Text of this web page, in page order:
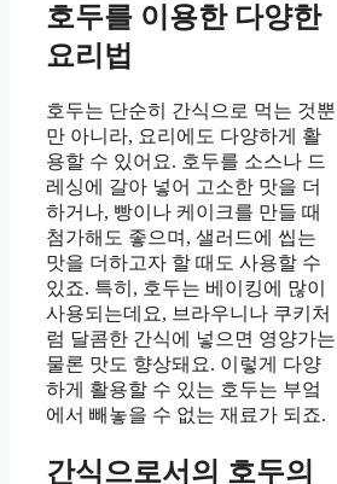
호두를 이용한 다양한
요리법
호두는 단순히 간식으로 먹는 것뿐
만 아니라, 요리에도 다양하게 활
용할 수 있어요. 호두를 소스나 드
레싱에 갈아 넣어 고소한 맛을 더
하거나, 빵이나 케이크를 만들 때
첨가해도 좋으며, 샐러드에 씹는
맛을 더하고자 할 때도 사용할 수
있죠. 특히, 호두는 베이킹에 많이
사용되는데요, 브라우니나 쿠키처
럼 달콤한 간식에 넣으면 영양가는
물론 맛도 향상돼요. 이렇게 다양
하게 활용할 수 있는 호두는 부엌
에서 빼놓을 수 없는 재료가 되죠.
간식으로서의 호두의